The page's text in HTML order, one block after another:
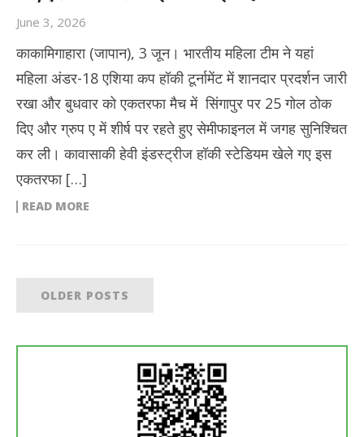
June 3, 2026
काकामिगाहारा (जापान), 3 जून। भारतीय महिला टीम ने यहां
महिला अंडर-18 एशिया कप हॉकी टूर्नामेंट में शानदार प्रदर्शन जारी
रखा और बुधवार को एकतरफा मैच में सिंगापुर पर 25 गोल ठोक
दिए और ग्रुप ए में शीर्ष पर रहते हुए सेमीफाइनल में जगह सुनिश्चित
कर ली। कावासाकी हेवी इंडस्ट्रीज हॉकी स्टेडियम खेले गए इस
एकतरफा […]
READ MORE
OLDER POSTS